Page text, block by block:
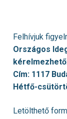
Felhívjuk
Országos
kérelmezhető:
Cím: 1117
Hétfő-
Letölthető